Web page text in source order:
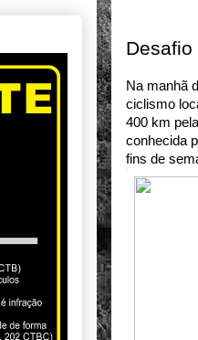
Na manhã
ciclismo
400 km
conhecida
fins de